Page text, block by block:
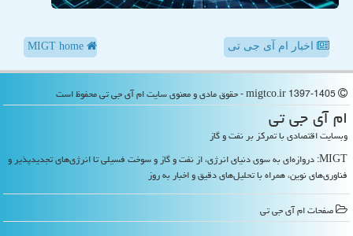
اخبار ام آی جی تی
ام آی جی تی
وبسایت اقتصادی با تمرکز بر نفت و گاز
MIGT: دروازه‌ای به سوی دنیای انرژی، از نفت و گاز و سوخت فسیلی تا انرژی‌های تجدیدپذیر و
فناوری‌های نوین، همراه با تحلیل‌های دقیق و اخبار به روز
صفحات ام آی جی تی